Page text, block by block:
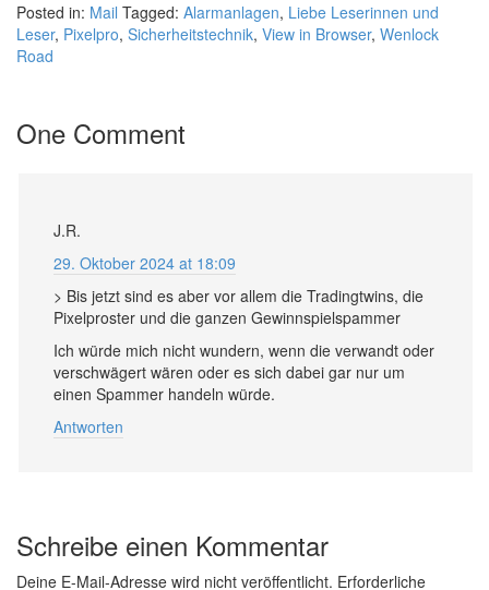
Posted in: Mail Tagged: Alarmanlagen, Liebe Leserinnen und
Leser, Pixelpro, Sicherheitstechnik, View in Browser, Wenlock
Road
One Comment
J.R.
29. Oktober 2024 at 18:09
> Bis jetzt sind es aber vor allem die Tradingtwins, die
Pixelproster und die ganzen Gewinnspielspammer
Ich würde mich nicht wundern, wenn die verwandt oder
verschwägert wären oder es sich dabei gar nur um
einen Spammer handeln würde.
Antworten
Schreibe einen Kommentar
Deine E-Mail-Adresse wird nicht veröffentlicht. Erforderliche